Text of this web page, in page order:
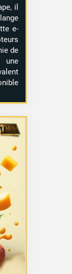
il
e-
de